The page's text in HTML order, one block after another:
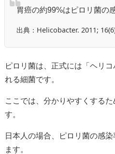
胃癌の約99%はピロリ菌の
出典：Helicobacter. 2011;
ピロリ菌は、正式には「ヘリ
れる細菌です。
ここでは、分かりやすくするた
す。
日本人の場合、ピロリ菌の感
ます。